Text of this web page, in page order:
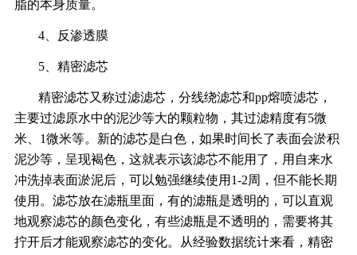
脂的本身质量。
4、反渗透膜
5、精密滤芯
精密滤芯又称过滤滤芯，分线绕滤芯和pp熔喷滤芯，
主要过滤原水中的泥沙等大的颗粒物，其过滤精度有5微
米、1微米等。新的滤芯是白色，如果时间长了表面会淤积
泥沙等，呈现褐色，这就表示该滤芯不能用了，用自来水
冲洗掉表面淤泥后，可以勉强继续使用1-2周，但不能长期
使用。滤芯放在滤瓶里面，有的滤瓶是透明的，可以直观
地观察滤芯的颜色变化，有些滤瓶是不透明的，需要将其
拧开后才能观察滤芯的变化。从经验数据统计来看，精密